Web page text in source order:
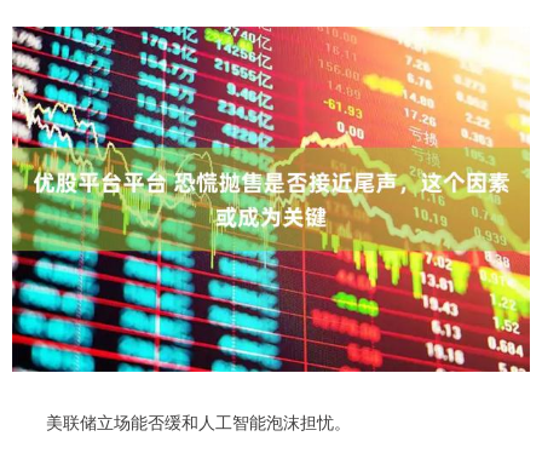
美联储立场能否缓和人工智能泡沫担忧。